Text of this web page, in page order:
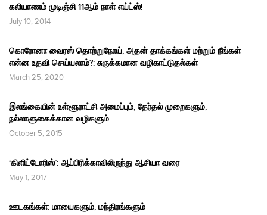
கலியாணம் முடிஞ்சி 11ஆம் நாள் எய்ட்ஸ்!
July 10, 2014
கொரோனா வைரஸ் தொற்றுநோய், அதன் தாக்கங்கள் மற்றும் நீங்கள்
என்ன உதவி செய்யலாம்?: சுருக்கமான வழிகாட்டுதல்கள்
March 25, 2020
இலங்கையின் உள்ளூராட்சி அமைப்பும், தேர்தல் முறைகளும்,
நல்லாளுகைக்கான வழிகளும்
October 5, 2015
‘கிளிட்டோரிஸ்’: ஆப்பிரிக்காவிலிருந்து ஆசியா வரை
May 1, 2017
ஊடகங்கள்: மாயைகளும், மந்திரங்களும்